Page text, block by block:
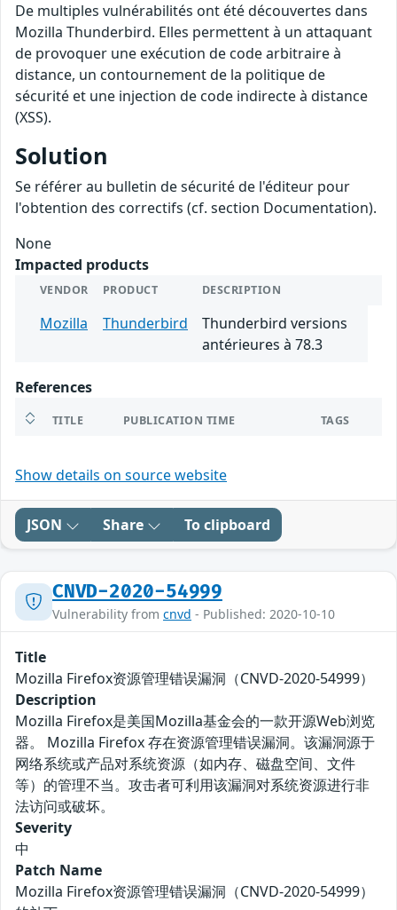
De multiples vulnérabilités ont été découvertes dans
Mozilla Thunderbird. Elles permettent à un attaquant
de provoquer une exécution de code arbitraire à
distance, un contournement de la politique de
sécurité et une injection de code indirecte à distance
(XSS).
Solution
Se référer au bulletin de sécurité de l'éditeur pour
l'obtention des correctifs (cf. section Documentation).
None
Impacted products
VENDOR PRODUCT DESCRIPTION
Mozilla Thunderbird
Thunderbird versions
antérieures à 78.3
References
TITLE PUBLICATION TIME TAGS
Show details on source website
JSON Share To clipboard
CNVD-2020-54999
Vulnerability from cnvd - Published: 2020-10-10
Title
Mozilla Firefox资源管理错误漏洞（CNVD-2020-54999）
Description
Mozilla Firefox是美国Mozilla基金会的一款开源Web浏览
器。 Mozilla Firefox 存在资源管理错误漏洞。该漏洞源于
网络系统或产品对系统资源（如内存、磁盘空间、文件
等）的管理不当。攻击者可利用该漏洞对系统资源进行非
法访问或破坏。
Severity
中
Patch Name
Mozilla Firefox资源管理错误漏洞（CNVD-2020-54999）